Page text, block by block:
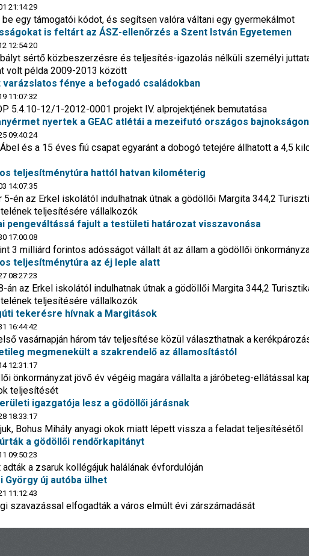
21:14:29
be egy támogatói kódot, és segítsen valóra váltani egy gyermekálmot
is feltárt az ÁSZ-ellenőrzés a Szent István Egyetemen
12:54:20
sértő közbeszerzésre és teljesítés-igazolás nélküli személyi
volt példa 2009-2013 között
varázslatos fénye a befogadó családokban
11:07:32
5.4.10-12/1-2012-0001 projekt IV. alprojektjének bemutatása
nyertek a GEAC atlétái a mezeifutó országos bajnokságon
09:40:24
és a 15 éves fiú csapat egyaránt a dobogó tetejére állhatott a 4,5
teljesítménytúra hattól hatvan kilométerig
14:07:35
5-én az Erkel iskolától indulhatnak útnak a gödöllői Margita 344,2
teljesítésére vállalkozók
pengeváltássá fajult a testületi határozat visszavonása
17:00:08
3 milliárd forintos adósságot vállalt át az állam a gödöllői
teljesítménytúra az éj leple alatt
08:27:23
án az Erkel iskolától indulhatnak útnak a gödöllői Margita 344,2
teljesítésére vállalkozók
tekerésre hívnak a Margitások
16:44:42
vasárnapján három táv teljesítése közül választhatnak a
megmenekült a szakrendelő az államosítástól
12:31:17
önkormányzat jövő év végéig magára vállalta a járóbeteg-ellátással
teljesítését
igazgatója lesz a gödöllői járásnak
18:33:17
Bohus Mihály anyagi okok miatt lépett vissza a feladat teljesítésétől
a gödöllői rendőrkapitányt
09:50:23
adták a zsaruk kollégájuk halálának évfordulóján
György új autóba ülhet
11:12:43
szavazással elfogadták a város elmúlt évi zárszámadását